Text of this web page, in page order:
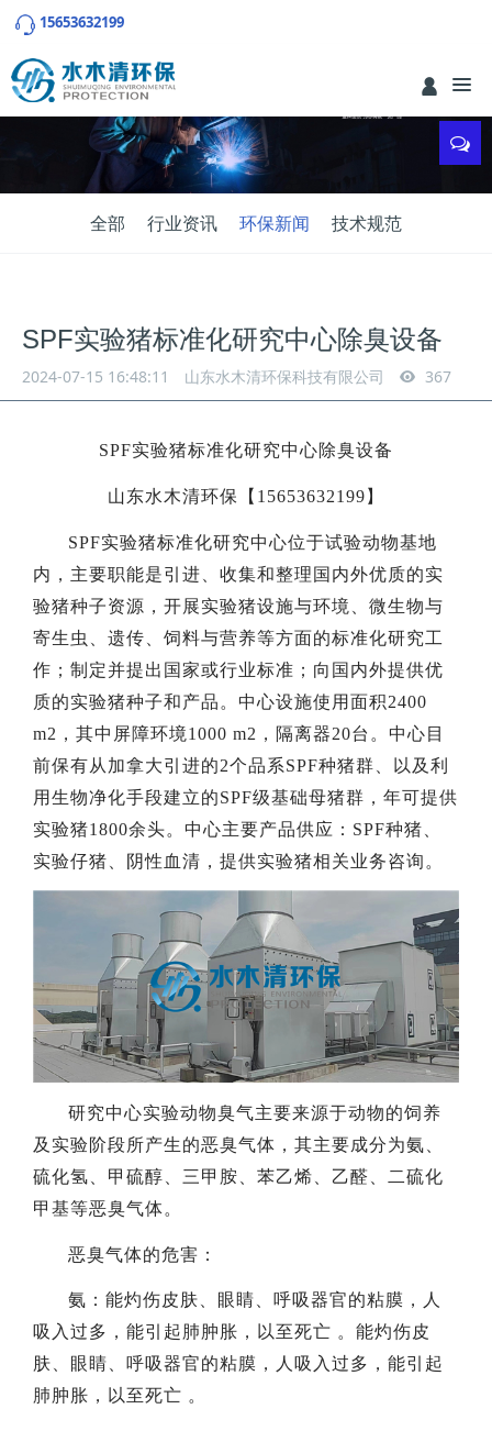
15653632199
全部 行业资讯 环保新闻 技术规范
SPF实验猪标准化研究中心除臭设备
2024-07-15 16:48:11 山东水木清环保科技有限公司 367
SPF实验猪标准化研究中心除臭设备
山东水木清环保【15653632199】
SPF实验猪标准化研究中心位于试验动物基地
内，主要职能是引进、收集和整理国内外优质的实
验猪种子资源，开展实验猪设施与环境、微生物与
寄生虫、遗传、饲料与营养等方面的标准化研究工
作；制定并提出国家或行业标准；向国内外提供优
质的实验猪种子和产品。中心设施使用面积2400
m2，其中屏障环境1000 m2，隔离器20台。中心目
前保有从加拿大引进的2个品系SPF种猪群、以及利
用生物净化手段建立的SPF级基础母猪群，年可提供
实验猪1800余头。中心主要产品供应：SPF种猪、
实验仔猪、阴性血清，提供实验猪相关业务咨询。
研究中心实验动物臭气主要来源于动物的饲养
及实验阶段所产生的恶臭气体，其主要成分为氨、
硫化氢、甲硫醇、三甲胺、苯乙烯、乙醛、二硫化
甲基等恶臭气体。
恶臭气体的危害：
氨：能灼伤皮肤、眼睛、呼吸器官的粘膜，人
吸入过多，能引起肺肿胀，以至死亡 。能灼伤皮
肤、眼睛、呼吸器官的粘膜，人吸入过多，能引起
肺肿胀，以至死亡 。